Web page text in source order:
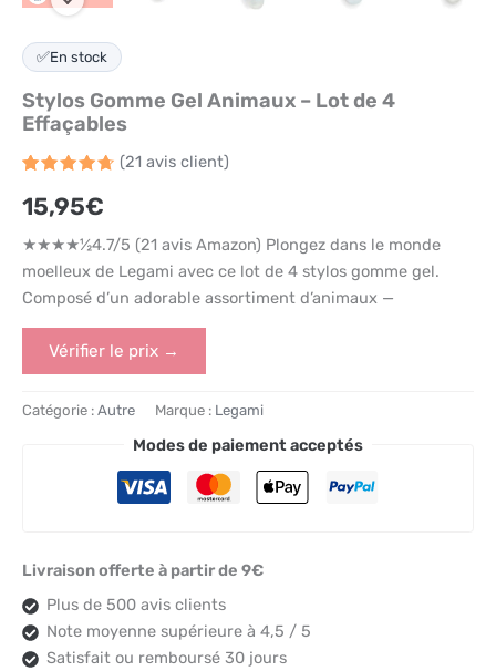
✅En stock
Stylos Gomme Gel Animaux – Lot de 4
Effaçables
sur 5
basé
notations
client
(21 avis client)
15,95€
★★★★½4.7/5 (21 avis Amazon) Plongez dans le monde
moelleux de Legami avec ce lot de 4 stylos gomme gel.
Composé d’un adorable assortiment d’animaux —
Vérifier le prix →
Catégorie : Autre Marque : Legami
Modes de paiement acceptés
Livraison offerte à partir de 9€
Plus de 500 avis clients
Note moyenne supérieure à 4,5 / 5
Satisfait ou remboursé 30 jours